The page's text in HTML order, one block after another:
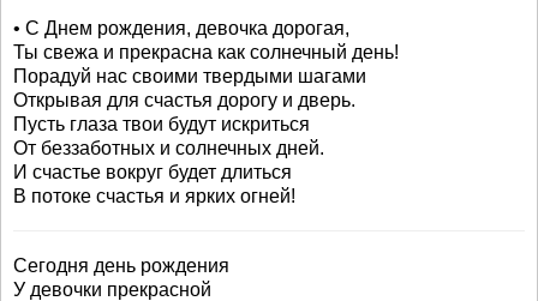
• С Днем рождения, девочка дорогая,
Ты свежа и прекрасна как солнечный день!
Порадуй нас своими твердыми шагами
Открывая для счастья дорогу и дверь.
Пусть глаза твои будут искриться
От беззаботных и солнечных дней.
И счастье вокруг будет длиться
В потоке счастья и ярких огней!
Сегодня день рождения
У девочки прекрасной